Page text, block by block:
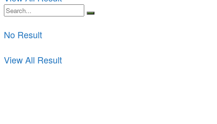
No Result
View All Result